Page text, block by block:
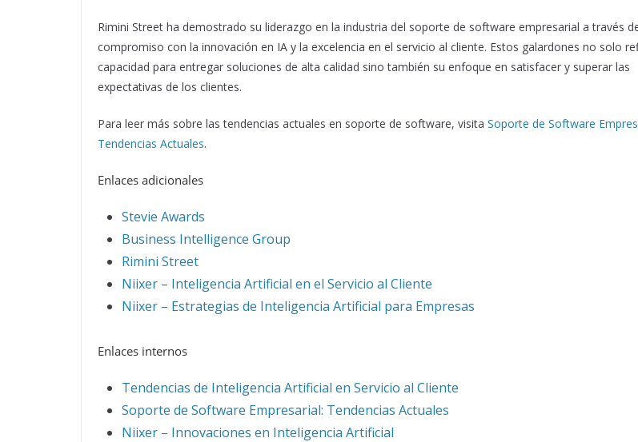
Rimini Street ha demostrado su liderazgo en la industria del soporte de software empresarial a través
compromiso con la innovación en IA y la excelencia en el servicio al cliente. Estos galardones no solo
capacidad para entregar soluciones de alta calidad sino también su enfoque en satisfacer y superar las
expectativas de los clientes.
Para leer más sobre las tendencias actuales en soporte de software, visita Soporte de Software
Tendencias Actuales.
Enlaces adicionales
Stevie Awards
Business Intelligence Group
Rimini Street
Niixer – Inteligencia Artificial en el Servicio al Cliente
Niixer – Estrategias de Inteligencia Artificial para Empresas
Enlaces internos
Tendencias de Inteligencia Artificial en Servicio al Cliente
Soporte de Software Empresarial: Tendencias Actuales
Niixer – Innovaciones en Inteligencia Artificial